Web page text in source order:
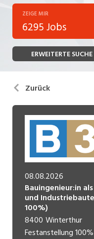
Festanstellung
Temporär
Freelance
Praktikum
Lehrstelle
Ferienjob
POSITION
Führungsposition
Management /
Bank, Versicherung
Bau, Handwerk,
Bildung, Kunst,
Einkauf, Logistik,
Engineering,
Finanzen,
Gartenbau,
Gastronomie,
Lebensmittel
Immobilien,
ZEIGE MIR
6295 Jobs
ERWEITERTE SUCHE
Zurück
08.08.2026
Bauingenieur:in
und
100%)
8400 Winterthur
Festanstellung100%